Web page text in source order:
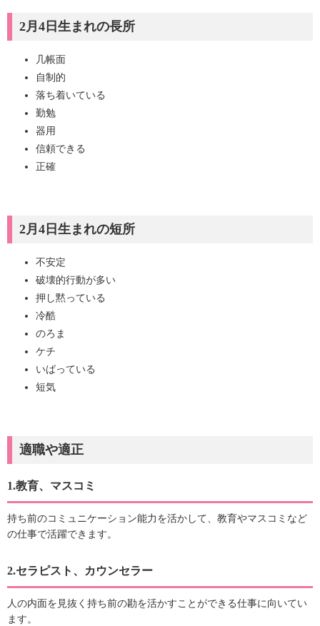
2月4日生まれの長所
几帳面
自制的
落ち着いている
勤勉
器用
信頼できる
正確
2月4日生まれの短所
不安定
破壊的行動が多い
押し黙っている
冷酷
のろま
ケチ
いばっている
短気
適職や適正
1.教育、マスコミ
持ち前のコミュニケーション能力を活かして、教育やマスコミなど
の仕事で活躍できます。
2.セラピスト、カウンセラー
人の内面を見抜く持ち前の勘を活かすことができる仕事に向いてい
ます。